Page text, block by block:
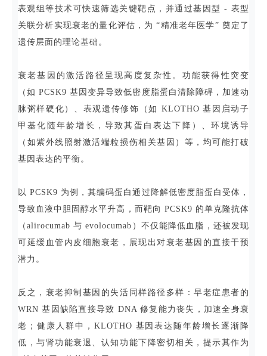
表观组等技术可快速筛选关键靶点，并通过基因型 - 表型
关联分析实现衰老的量化评估，为 “精准老年医学” 奠定了
遗传层面的理论基础。
衰老基因的激活路径呈现高度复杂性。功能获得性突变
（如 PCSK9 基因变异导致低密度脂蛋白清除障碍，加速动
脉粥样硬化）、表观遗传修饰（如 KLOTHO 基因启动子
甲基化随年龄增长，导致其蛋白表达下降）、环境诱导
（如紫外线照射激活端粒损伤相关基因）等，均可能打破
基因表达的平衡。
以 PCSK9 为例，其编码蛋白通过降解低密度脂蛋白受体，
导致血液中胆固醇水平升高，而靶向 PCSK9 的单克隆抗体
（alirocumab 与 evolocumab）不仅能降低血脂，还被发现
可延缓血管内皮细胞衰老，展现出对衰老基因的直接干预
潜力。
反之，衰老抑制基因的失活同样路径多样：早老症患者的
WRN 基因缺陷直接导致 DNA 修复能力丧失，加速全身衰
老；健康人群中，KLOTHO 基因表达随年龄增长逐渐降
低，与肾功能衰退、认知功能下降密切相关，提示其作为